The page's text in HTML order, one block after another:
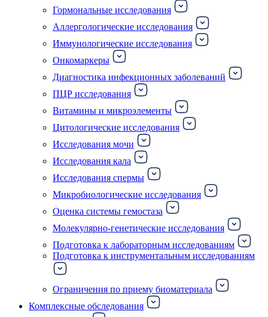
Гормональные исследования
Аллергологические исследования
Иммунологические исследования
Онкомаркеры
Диагностика инфекционных заболеваний
ПЦР исследования
Витамины и микроэлементы
Цитологические исследования
Исследования мочи
Исследования кала
Исследования спермы
Микробиологические исследования
Оценка системы гемостаза
Молекулярно-генетические исследования
Подготовка к лабораторным исследованиям
Подготовка к инструментальным исследованиям
Ограничения по приему биоматериала
Комплексные обследования